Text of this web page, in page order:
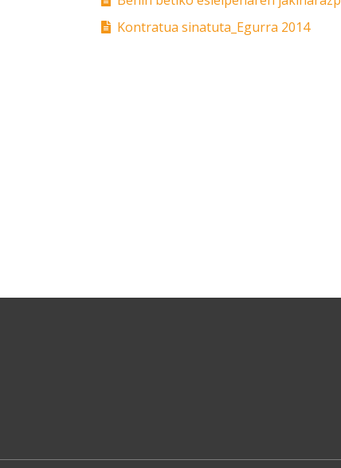
Kontratua sinatuta_Egurra 2014